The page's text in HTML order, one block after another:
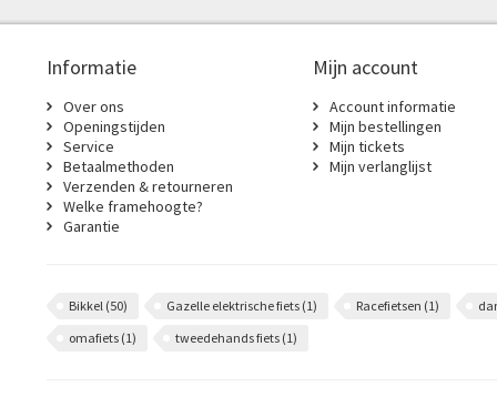
Informatie
Over ons
Openingstijden
Service
Betaalmethoden
Verzenden & retourneren
Welke framehoogte?
Garantie
Mijn account
Account informatie
Mijn bestellingen
Mijn tickets
Mijn verlanglijst
Bikkel (50) Gazelle elektrische fiets (1) Racefietsen (1)
omafiets (1) tweedehands fiets (1)